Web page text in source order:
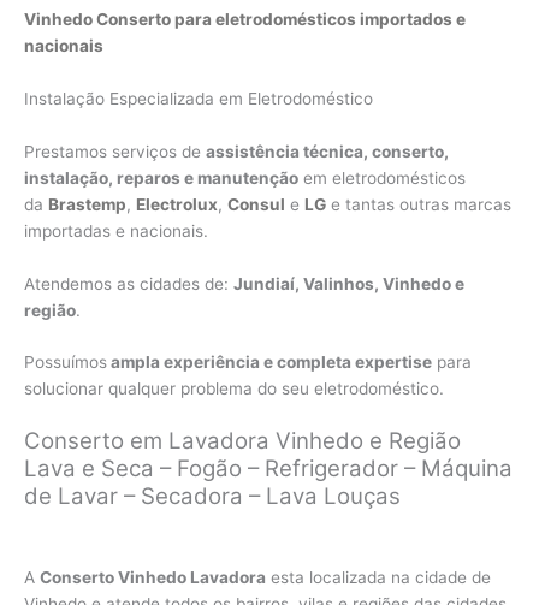
Vinhedo Conserto para eletrodomésticos importados e
nacionais
Instalação Especializada em Eletrodoméstico
Prestamos serviços de assistência técnica, conserto,
instalação, reparos e manutenção em eletrodomésticos
da Brastemp, Electrolux, Consul e LG e tantas outras marcas
importadas e nacionais.
Atendemos as cidades de: Jundiaí, Valinhos, Vinhedo e
região.
Possuímosampla experiência e completa expertise para
solucionar qualquer problema do seu eletrodoméstico.
Conserto em Lavadora Vinhedo e Região
Lava e Seca – Fogão – Refrigerador – Máquina
de Lavar – Secadora – Lava Louças
A Conserto Vinhedo Lavadora esta localizada na cidade de